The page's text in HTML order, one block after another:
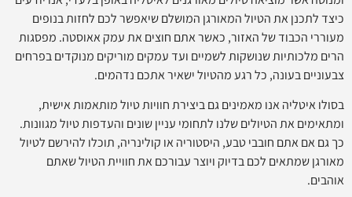
כיצד לתכנן את הטיול המאורגן המושלם שיאפשר לכם לחזות בנופים
מעוררי הכבוד של האזור, כאשר אתם חוצים את עמק אאוסטה. מפסגות
הרים מלכותיות שנושקות לשמיים ועד עמקים מוריקים מנוקדים בפרחים
צבעוניים בעונה, כל רגע מהטיול ישאיר אתכם נדהמים.
בסולו איטליה אנו מאמינים גם ביצירת חוויות טיול מותאמות אישית,
ומתאימים את הטיולים שלנו לתחומי עניין שונים והעדפות טיול מגוונות.
כך גם אם אתם חובבי טבע, היסטוריה או קולינריה, תוכלו להירשם לטיול
מאורגן שמתאים לכם בדיוק ויוצר עבורכם את חוויית הטיול שאתם
אוהבים.